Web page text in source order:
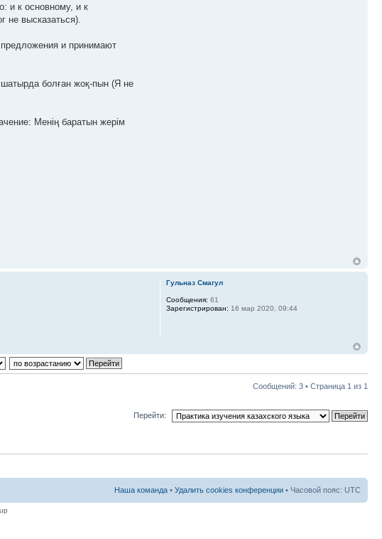
и к основному, и к
не высказаться).
и принимают
болған жоқ-пын (Я не
Менің баратын жерім
Гульназ Смагул
Сообщения: 61
Зарегистрирован: 16 мар 2020, 09:44
Сообщений: 3 • Страница 1 из 1
Перейти:
Наша команда • Удалить cookies конференции • Часовой пояс: UTC